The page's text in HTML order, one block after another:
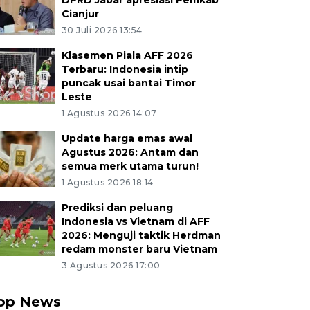
Cianjur
30 Juli 2026 13:54
Klasemen Piala AFF 2026
Terbaru: Indonesia intip
puncak usai bantai Timor
Leste
1 Agustus 2026 14:07
Update harga emas awal
Agustus 2026: Antam dan
semua merk utama turun!
1 Agustus 2026 18:14
Prediksi dan peluang
Indonesia vs Vietnam di AFF
2026: Menguji taktik Herdman
redam monster baru Vietnam
3 Agustus 2026 17:00
News